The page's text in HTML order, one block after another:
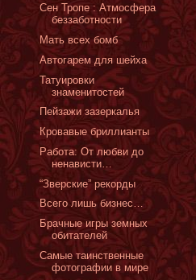
Сен Тропе : Атмосфера
беззаботности
Мать всех бомб
Автогарем для шейха
Татуировки
знаменитостей
Пейзажи зазеркалья
Кровавые бриллианты
Работа: От любви до
ненависти…
“Зверские” рекорды
Всего лишь бизнес…
Брачные игры земных
обитателей
Самые таинственные
фотографии в мире